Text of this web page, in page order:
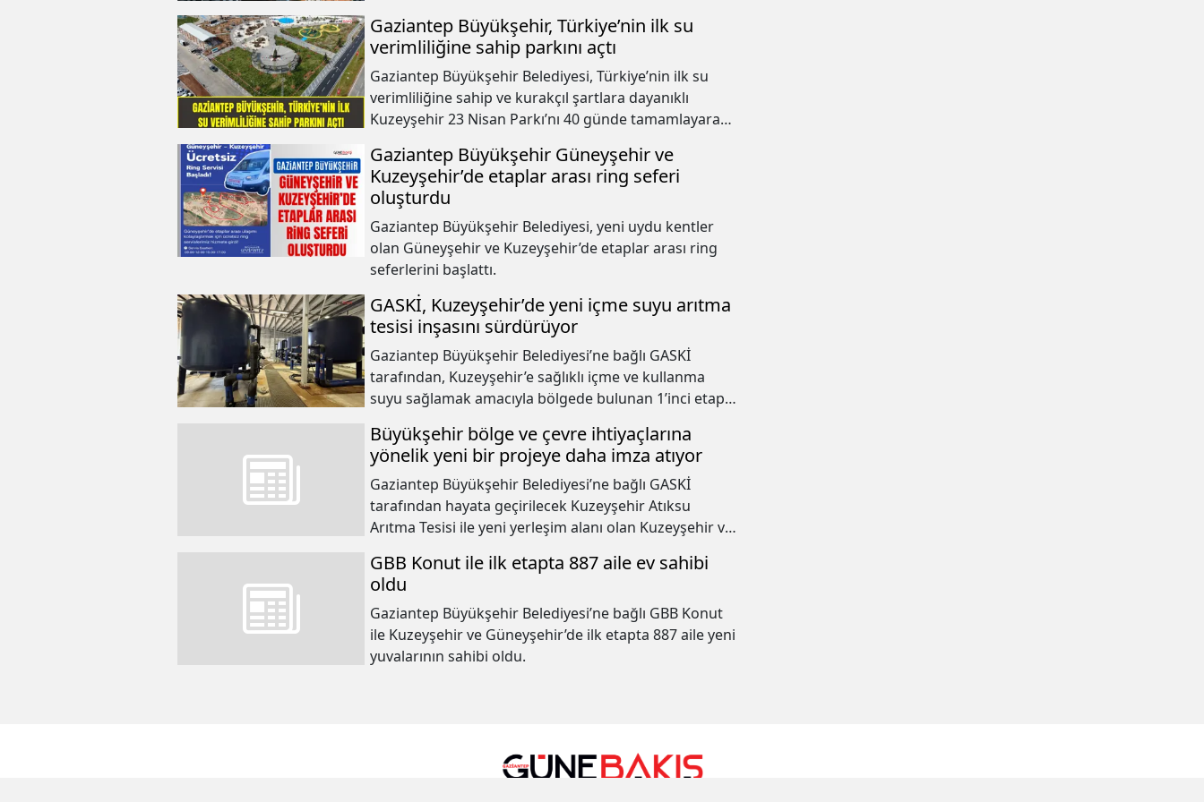
Gaziantep Büyükşehir, Türkiye’nin ilk su
verimliliğine sahip parkını açtı
Gaziantep Büyükşehir Belediyesi, Türkiye’nin ilk su
verimliliğine sahip ve kurakçıl şartlara dayanıklı
Kuzeyşehir 23 Nisan Parkı’nı 40 günde tamamlayarak
Gaziantep Büyükşehir Güneyşehir ve
Kuzeyşehir’de etaplar arası ring seferi
oluşturdu
Gaziantep Büyükşehir Belediyesi, yeni uydu kentler
olan Güneyşehir ve Kuzeyşehir’de etaplar arası ring
seferlerini başlattı.
GASKİ, Kuzeyşehir’de yeni içme suyu arıtma
tesisi inşasını sürdürüyor
Gaziantep Büyükşehir Belediyesi’ne bağlı GASKİ
tarafından, Kuzeyşehir’e sağlıklı içme ve kullanma
suyu sağlamak amacıyla bölgede bulunan 1’inci etap
yapımı başladı.
Büyükşehir bölge ve çevre ihtiyaçlarına
yönelik yeni bir projeye daha imza atıyor
Gaziantep Büyükşehir Belediyesi’ne bağlı GASKİ
tarafından hayata geçirilecek Kuzeyşehir Atıksu
Arıtma Tesisi ile yeni yerleşim alanı olan Kuzeyşehir ve
sistemiyle temizlenecek.
GBB Konut ile ilk etapta 887 aile ev sahibi
oldu
Gaziantep Büyükşehir Belediyesi’ne bağlı GBB Konut
ile Kuzeyşehir ve Güneyşehir’de ilk etapta 887 aile yeni
yuvalarının sahibi oldu.